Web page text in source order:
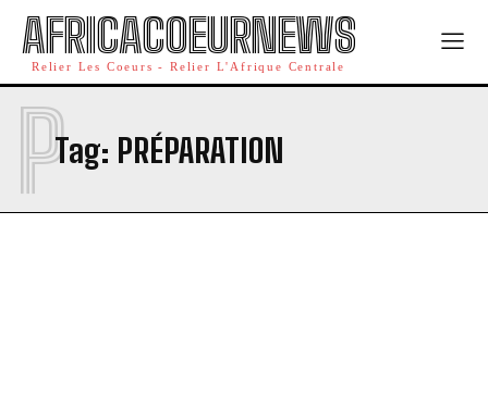
AFRICACOEURNEWS
Relier Les Coeurs - Relier L'Afrique Centrale
Tag: PRÉPARATION
P